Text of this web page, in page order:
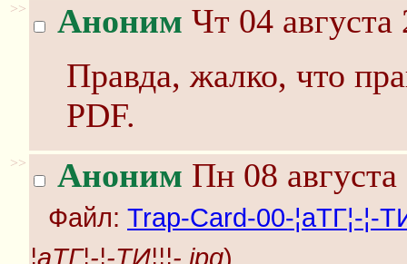
>> Аноним Чт 04
Правда, жалко, что
PDF.
>> Аноним Пн 08
Файл: Trap-Card-00-¦аTГ¦-¦-
¦аTГ¦-¦-TИ¦¦¦-.jpg)